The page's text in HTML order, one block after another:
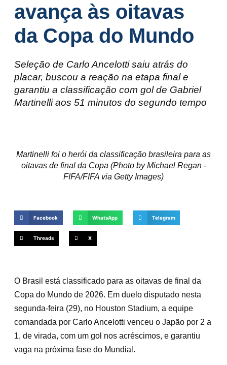
avança às oitavas
da Copa do Mundo
Seleção de Carlo Ancelotti saiu atrás do
placar, buscou a reação na etapa final e
garantiu a classificação com gol de Gabriel
Martinelli aos 51 minutos do segundo tempo
Martinelli foi o herói da classificação brasileira para as
oitavas de final da Copa (Photo by Michael Regan -
FIFA/FIFA via Getty Images)
Facebook WhatsApp Telegram
Threads X
O Brasil está classificado para as oitavas de final da
Copa do Mundo de 2026. Em duelo disputado nesta
segunda-feira (29), no Houston Stadium, a equipe
comandada por Carlo Ancelotti venceu o Japão por 2 a
1, de virada, com um gol nos acréscimos, e garantiu
vaga na próxima fase do Mundial.